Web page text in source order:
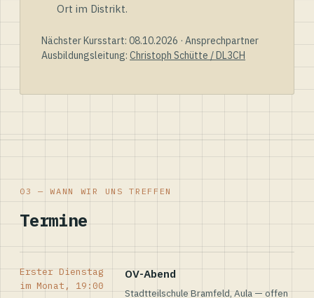
Ort im Distrikt.
Nächster Kursstart: 08.10.2026 · Ansprechpartner
Ausbildungsleitung: Christoph Schütte / DL3CH
03 — WANN WIR UNS TREFFEN
Termine
Erster Dienstag
im Monat, 19:00
OV-Abend
Stadtteilschule Bramfeld, Aula — offen